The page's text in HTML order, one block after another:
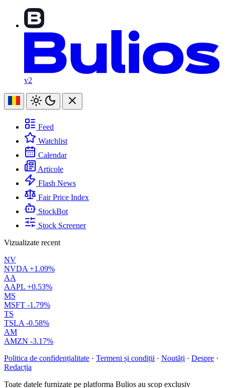
v2
Feed
Watchlist
Calendar
Articole
Flash News
Fair Price Index
StockBot
Stock Screener
Vizualizate recent
NV
NVDA +1.09%
AA
AAPL +0.53%
MS
MSFT -1.79%
TS
TSLA -0.58%
AM
AMZN -3.17%
Politica de confidențialitate · Termeni și condiții · Noutăți · Despre ·
Redacția
Toate datele furnizate pe platforma Bulios au scop exclusiv